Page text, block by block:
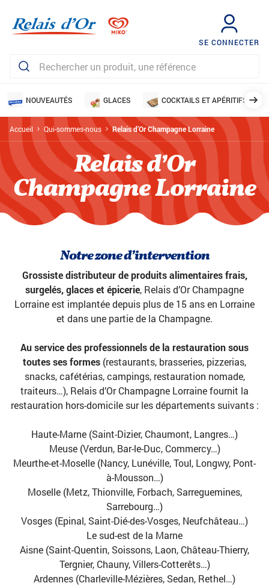
SE CONNECTER
NOUVEAUTÉS GLACES COCKTAILS ET APÉRITIFS
Accueil Qui-sommes-nous Relais d’Or Champagne Lorraine
Relais d’Or
Champagne Lorraine
Notre zone d’intervention
Grossiste distributeur de produits alimentaires frais,
surgelés, glaces et épicerie, Relais d’Or Champagne
Lorraine est implantée depuis plus de 15 ans en Lorraine
et dans une partie de la Champagne.
Au service des professionnels de la restauration sous
toutes ses formes (restaurants, brasseries, pizzerias,
snacks, cafétérias, campings, restauration nomade,
traiteurs…), Relais d’Or Champagne Lorraine fournit la
restauration hors-domicile sur les départements suivants :
Haute-Marne (Saint-Dizier, Chaumont, Langres…)
Meuse (Verdun, Bar-le-Duc, Commercy…)
Meurthe-et-Moselle (Nancy, Lunéville, Toul, Longwy, Pont-
à-Mousson…)
Moselle (Metz, Thionville, Forbach, Sarreguemines,
Sarrebourg…)
Vosges (Epinal, Saint-Dié-des-Vosges, Neufchâteau…)
Le sud-est de la Marne
Aisne (Saint-Quentin, Soissons, Laon, Château-Thierry,
Tergnier, Chauny, Villers-Cotterêts…)
Ardennes (Charleville-Mézières, Sedan, Rethel…)